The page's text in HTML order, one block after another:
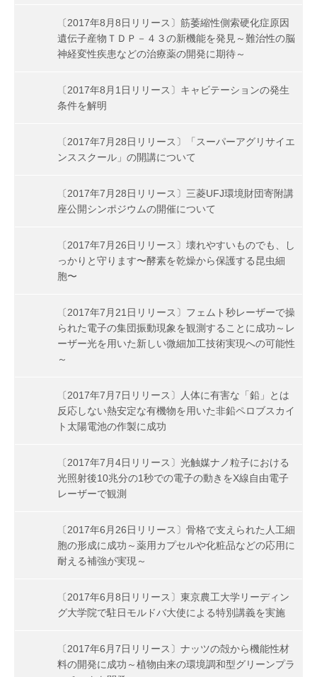
〔2017年8月8日リリース〕筋萎縮性側索硬化症原因
遺伝子産物ＴＤＰ－４３の新機能を発見～難治性の脳
神経変性疾患などの治療薬の開発に期待～
〔2017年8月1日リリース〕キャビテーションの発生
条件を解明
〔2017年7月28日リリース〕「スーパーアグリサイエ
ンススクール」の開講について
〔2017年7月28日リリース〕三菱UFJ環境財団寄附講
座公開シンポジウムの開催について
〔2017年7月26日リリース〕壊れやすいものでも、し
っかりと守ります〜酵素を乾燥から保護する昆虫細
胞〜
〔2017年7月21日リリース〕フェムト秒レーザーで操
られた電子の集団振動現象を観測することに成功～レ
ーザー光を用いた新しい微細加工技術実現への可能性
～
〔2017年7月7日リリース〕人体に有害な「鉛」とは
反応しない熱安定な有機物を用いた非鉛ペロブスカイ
ト太陽電池の作製に成功
〔2017年7月4日リリース〕光触媒ナノ粒子における
光照射後10兆分の1秒での電子の動きをX線自由電子
レーザーで観測
〔2017年6月26日リリース〕骨格で支えられた人工細
胞の形成に成功～薬用カプセルや化粧品などの応用に
耐える補強が実現～
〔2017年6月8日リリース〕東京農工大学リーディン
グ大学院で駐日モルドバ大使による特別講義を実施
〔2017年6月7日リリース〕ナッツの殻から機能性材
料の開発に成功～植物由来の環境調和型グリーンプラ